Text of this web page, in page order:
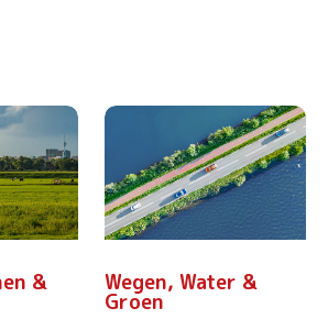
& Wegen, Water &
Groen